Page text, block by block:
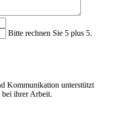
Bitte rechnen Sie 5 plus 5.
Kommunikation unterstützt
ihrer Arbeit.